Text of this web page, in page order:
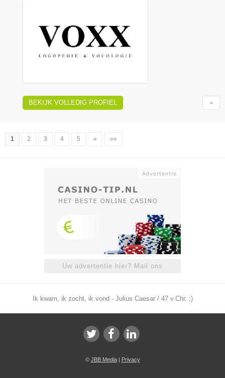
BEKIJK VOLLEDIG PROFIEL
1 2 3 4 5 » »»
Uw advertentie hier? Mail ons
Ik kwam, ik zocht, ik vond - Julius Caesar / 47 v.Chr. ;)
© JBB Media| Privacy